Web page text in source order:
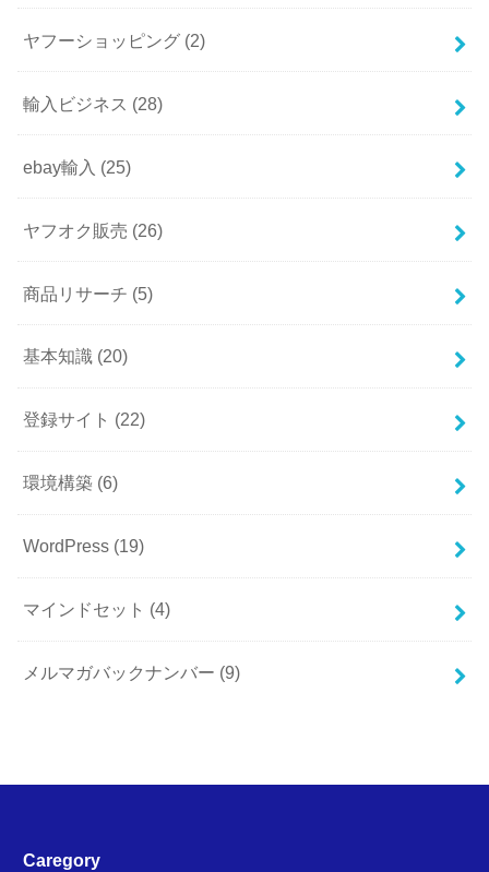
ヤフーショッピング (2)
輸入ビジネス (28)
ebay輸入 (25)
ヤフオク販売 (26)
商品リサーチ (5)
基本知識 (20)
登録サイト (22)
環境構築 (6)
WordPress (19)
マインドセット (4)
メルマガバックナンバー (9)
Caregory